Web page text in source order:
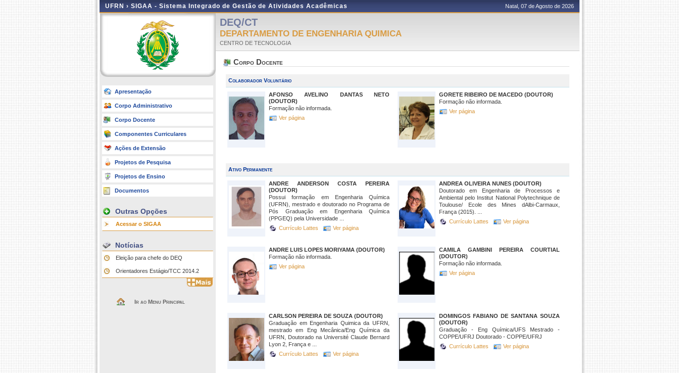
UFRN › SIGAA - Sistema Integrado de Gestão de Atividades Acadêmicas Natal, 07 de Agosto de 2026
Apresentação
Corpo Administrativo
Corpo Docente
Componentes Curriculares
Ações de Extensão
Projetos de Pesquisa
Projetos de Ensino
Documentos
Outras Opções
Acessar o SIGAA
Notícias
Eleição para chefe do DEQ
Orientadores Estágio/TCC 2014.2
Ir ao Menu Principal
DEQ/CT
DEPARTAMENTO DE ENGENHARIA QUIMICA
CENTRO DE TECNOLOGIA
Corpo Docente
Colaborador Voluntário
AFONSO AVELINO DANTAS NETO
(DOUTOR)
Formação não informada.
Ver página
GORETE RIBEIRO DE MACEDO (DOUTOR)
Formação não informada.
Ver página
Ativo Permanente
ANDRE ANDERSON COSTA PEREIRA
(DOUTOR)
Possui formação em Engenharia Química
(UFRN), mestrado e doutorado no Programa de
Pós Graduação em Engenharia Química
(PPGEQ) pela Universidade ...
Currículo Lattes
Ver página
ANDREA OLIVEIRA NUNES (DOUTOR)
Doutorado em Engenharia de Processos e
Ambiental pelo Institut National Polytechnique de
Toulouse/ Ecole des Mines dAlbi-Carmaux,
França (2015). ...
Currículo Lattes
Ver página
ANDRE LUIS LOPES MORIYAMA (DOUTOR)
Formação não informada.
Ver página
CAMILA GAMBINI PEREIRA COURTIAL
(DOUTOR)
Formação não informada.
Ver página
CARLSON PEREIRA DE SOUZA (DOUTOR)
Graduação em Engenharia Quimica da UFRN,
mestrado em Eng Mecânica/Eng Química da
UFRN, Doutorado na Université Claude Bernard
Lyon 2, França e ...
Currículo Lattes
Ver página
DOMINGOS FABIANO DE SANTANA SOUZA
(DOUTOR)
Graduação - Eng Química/UFS Mestrado -
COPPE/UFRJ Doutorado - COPPE/UFRJ
Currículo Lattes
Ver página